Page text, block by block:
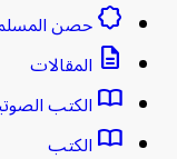
brightness_empty حصن المسلم
description المقالات
import_contacts الكتب الصوتية
import_contacts الكتب